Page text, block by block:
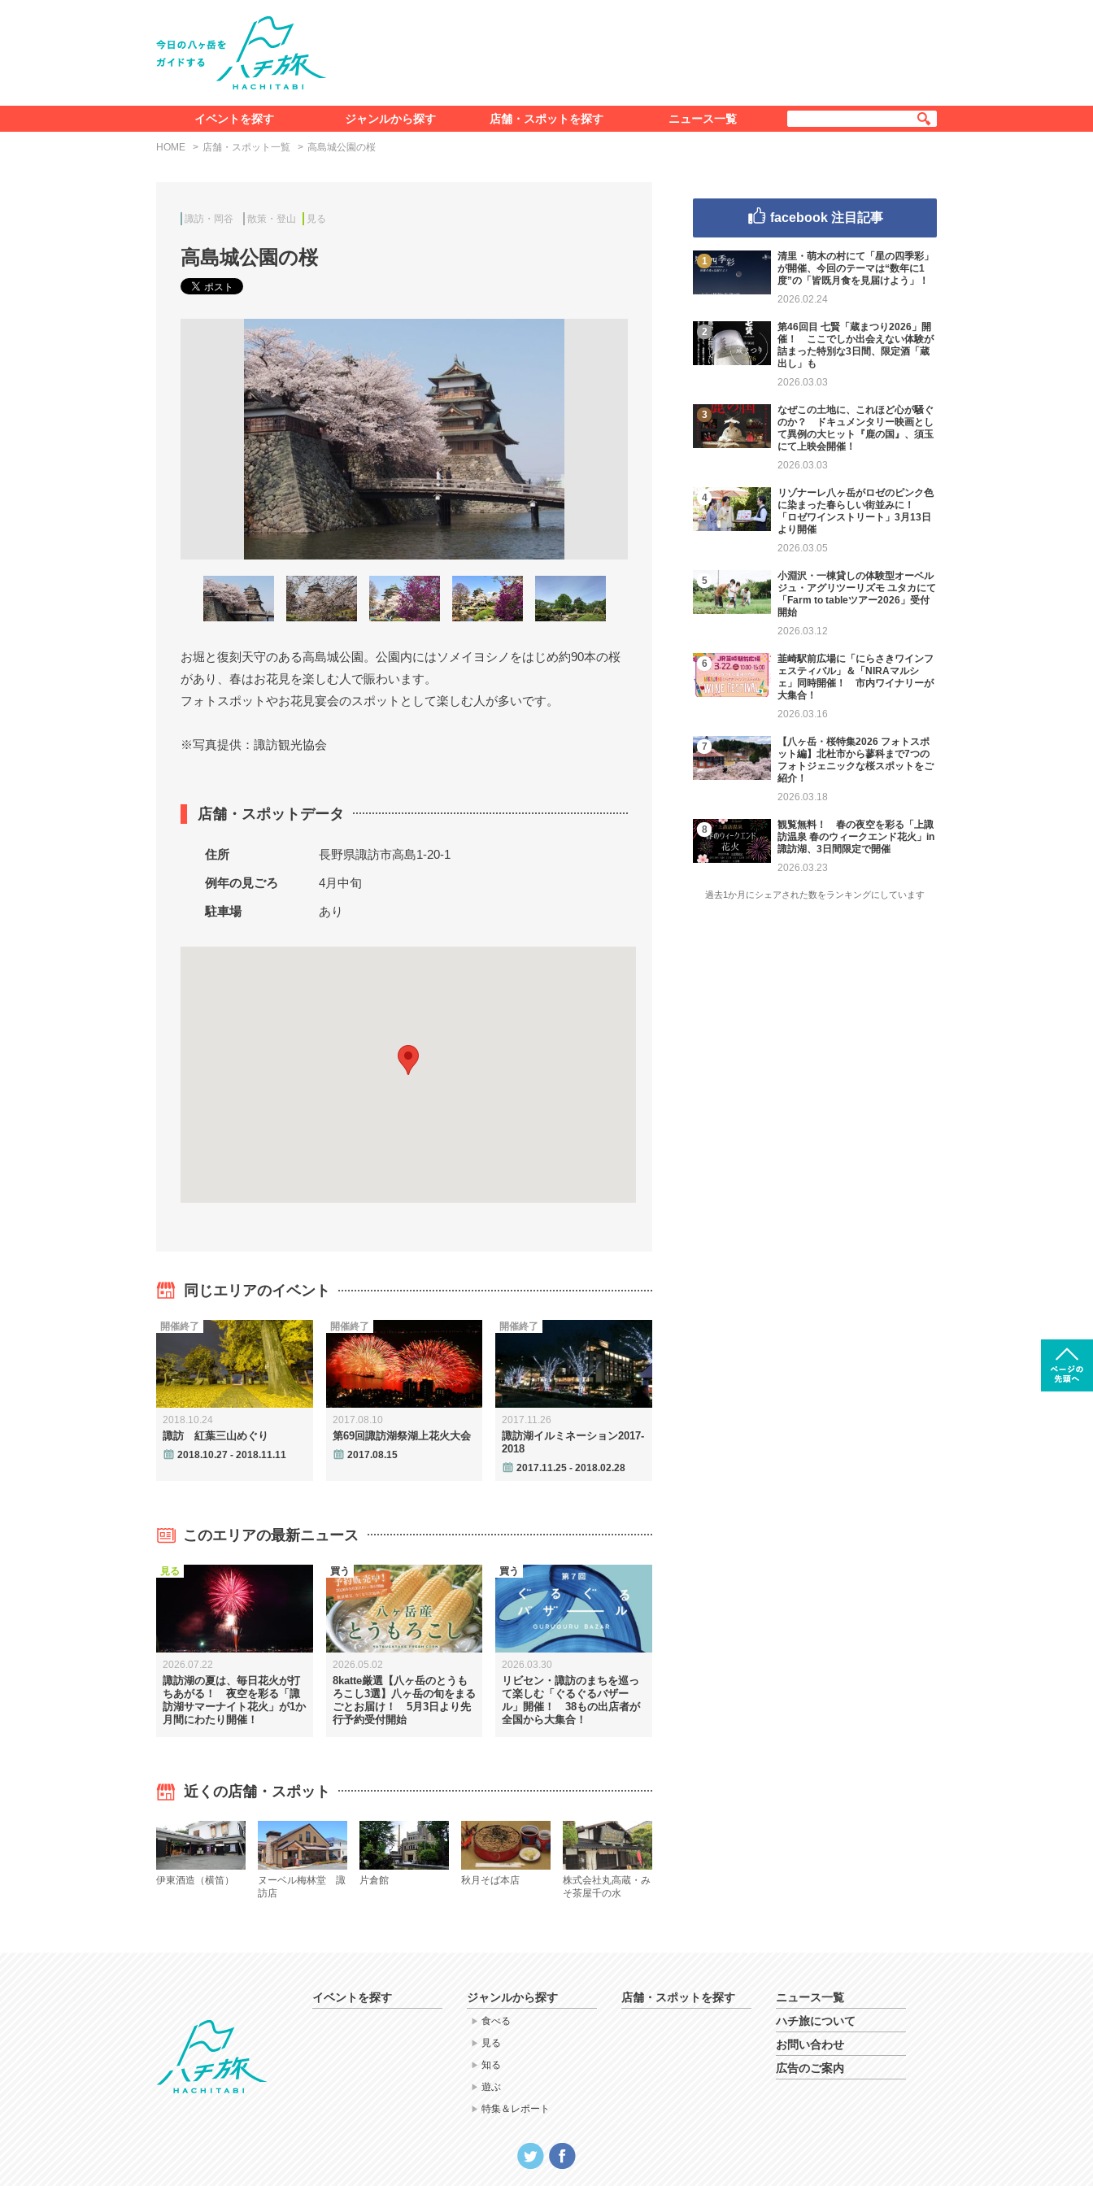
イベントを探す
ジャンルから探す
食べる
見る
知る
遊ぶ
特集＆レポート
店舗・スポットを探す ニュース一覧
HOME 店舗・スポット一覧 高島城公園の桜
諏訪・岡谷 散策・登山 見る
高島城公園の桜
お堀と復刻天守のある高島城公園。公園内にはソメイヨシノをはじめ約90本の桜
があり、春はお花見を楽しむ人で賑わいます。
フォトスポットやお花見宴会のスポットとして楽しむ人が多いです。
※写真提供：諏訪観光協会
店舗・スポットデータ
住所 長野県諏訪市高島1-20-1
例年の見ごろ 4月中旬
駐車場 あり
同じエリアのイベント
2018.10.24
諏訪 紅葉三山めぐり
2018.10.27 - 2018.11.11
開催終了
2017.08.10
第69回諏訪湖祭湖上花火大会
2017.08.15
開催終了
2017.11.26
諏訪湖イルミネーション2017-
2018
2017.11.25 - 2018.02.28
開催終了
このエリアの最新ニュース
2026.07.22
諏訪湖の夏は、毎日花火が打
ちあがる！ 夜空を彩る「諏
訪湖サマーナイト花火」が1か
月間にわたり開催！
見る
2026.05.02
8katte厳選【八ヶ岳のとうも
ろこし3選】八ヶ岳の旬をまる
ごとお届け！ 5月3日より先
行予約受付開始
買う
2026.03.30
リビセン・諏訪のまちを巡っ
て楽しむ「ぐるぐるバザー
ル」開催！ 38もの出店者が
全国から大集合！
買う
近くの店舗・スポット
伊東酒造（横笛）
ヌーベル梅林堂 諏
訪店
片倉館 秋月そば本店
株式会社丸高蔵・み
そ茶屋千の水
facebook 注目記事
清里・萌木の村にて「星の四季彩」
が開催、今回のテーマは“数年に1
度”の「皆既月食を見届けよう」！
2026.02.24
第46回目 七賢「蔵まつり2026」開
催！ ここでしか出会えない体験が
詰まった特別な3日間、限定酒「蔵
出し」も
2026.03.03
なぜこの土地に、これほど心が騒ぐ
のか？ ドキュメンタリー映画とし
て異例の大ヒット『鹿の国』、須玉
にて上映会開催！
2026.03.03
リゾナーレ八ヶ岳がロゼのピンク色
に染まった春らしい街並みに！
「ロゼワインストリート」3月13日
より開催
2026.03.05
小淵沢・一棟貸しの体験型オーベル
ジュ・アグリツーリズモ ユタカにて
「Farm to tableツアー2026」受付
開始
2026.03.12
韮崎駅前広場に「にらさきワインフ
ェスティバル」＆「NIRAマルシ
ェ」同時開催！ 市内ワイナリーが
大集合！
2026.03.16
【八ヶ岳・桜特集2026 フォトスポ
ット編】北杜市から蓼科まで7つの
フォトジェニックな桜スポットをご
紹介！
2026.03.18
観覧無料！ 春の夜空を彩る「上諏
訪温泉 春のウィークエンド花火」in
諏訪湖、3日間限定で開催
2026.03.23
過去1か月にシェアされた数をランキングにしています
イベントを探す ジャンルから探す
食べる
見る
知る
遊ぶ
特集＆レポート
店舗・スポットを探す
ニュース一覧
ハチ旅について
お問い合わせ
広告のご案内